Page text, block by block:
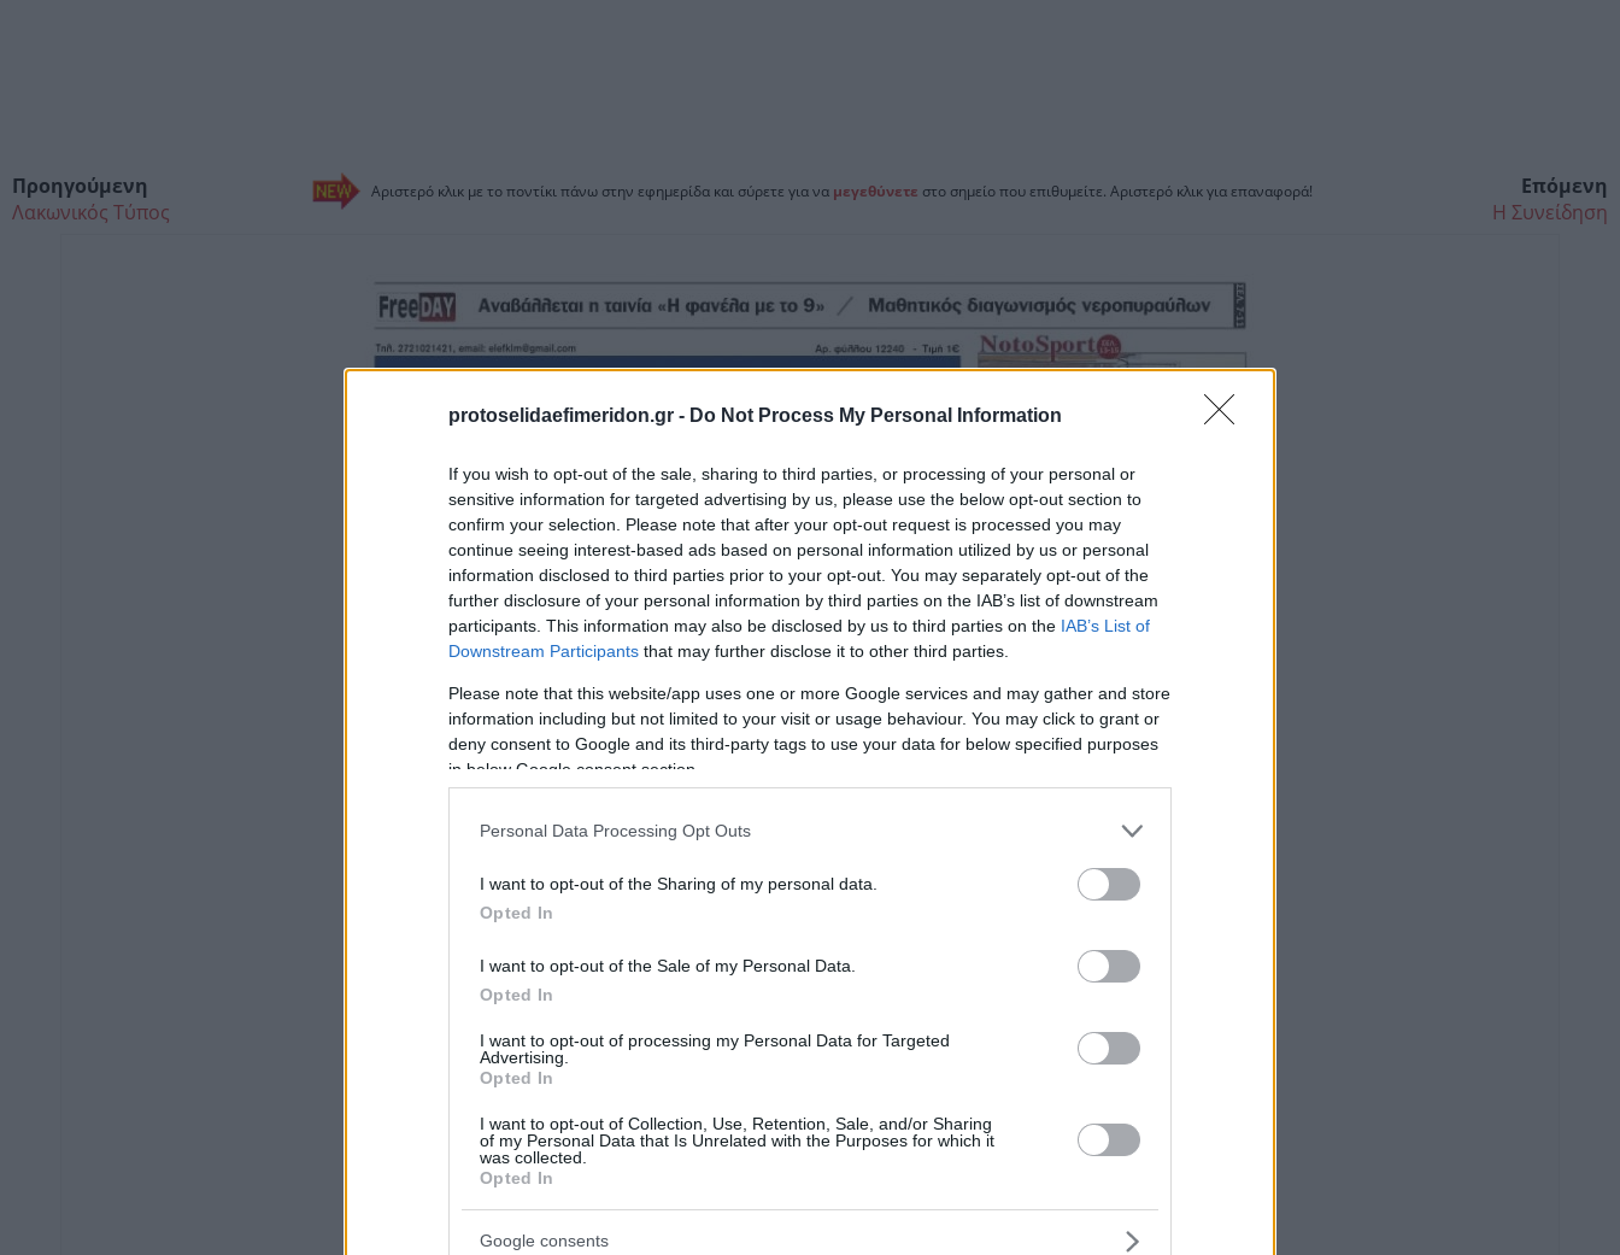
protoselidaefimeridon.gr - Do Not Process My Personal Information
If you wish to opt-out of the sale, sharing to third parties, or processing of your personal or
sensitive information for targeted advertising by us, please use the below opt-out section to
confirm your selection. Please note that after your opt-out request is processed you may
continue seeing interest-based ads based on personal information utilized by us or personal
information disclosed to third parties prior to your opt-out. You may separately opt-out of the
further disclosure of your personal information by third parties on the IAB’s list of downstream
participants. This information may also be disclosed by us to third parties on the IAB’s List of
Downstream Participants that may further disclose it to other third parties.
Please note that this website/app uses one or more Google services and may gather and store
information including but not limited to your visit or usage behaviour. You may click to grant or
deny consent to Google and its third-party tags to use your data for below specified purposes
in below Google consent section.
Personal Data Processing Opt Outs
I want to opt-out of the Sharing of my personal data.
Opted In
I want to opt-out of the Sale of my Personal Data.
Opted In
I want to opt-out of processing my Personal Data for Targeted
Advertising.
Opted In
I want to opt-out of Collection, Use, Retention, Sale, and/or Sharing
of my Personal Data that Is Unrelated with the Purposes for which it
was collected.
Opted In
Google consents
Αριστερό κλικ με το ποντίκι πάνω στην εφημερίδα και σύρετε για να μεγεθύνετε στο σημείο που επιθυμείτε. Αριστερό κλικ για επαναφορά!
Προηγούμενη
Λακωνικός Τύπος
Επόμενη
Η Συνείδηση